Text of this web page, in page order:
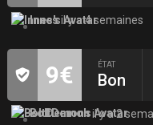
Innesil y a 4 semaines
9€ ÉTAT
Bon
BoltDemonil y a 2